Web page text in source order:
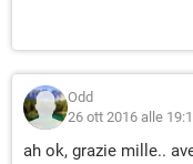
Odd
26 ott 2016 alle
ah ok, grazie mille..